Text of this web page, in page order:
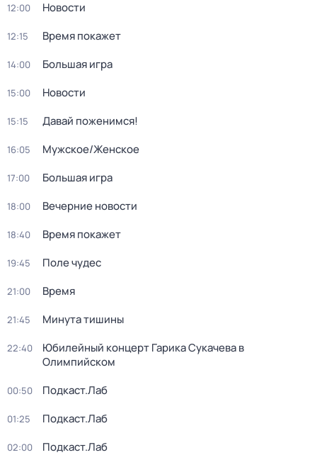
12:00 Новости
12:15 Время покажет
14:00 Большая игра
15:00 Новости
15:15 Давай поженимся!
16:05 Мужское/Женское
17:00 Большая игра
18:00 Вечерние новости
18:40 Время покажет
19:45 Поле чудес
21:00 Время
21:45 Минута тишины
22:40
Юбилейный концерт Гарика Сукачева в
Олимпийском
00:50 Подкаст.Лаб
01:25 Подкаст.Лаб
02:00 Подкаст.Лаб